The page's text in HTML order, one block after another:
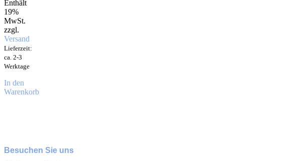
Enthält
19%
MwSt.
zzgl.
Versand
Lieferzeit:
ca. 2-3
Werktage
In den
Warenkorb
Besuchen Sie uns